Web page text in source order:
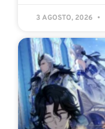
3 AGOSTO, 2026